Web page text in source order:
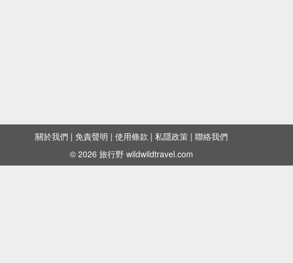
關於我們 | 免責聲明 | 使用條款 | 私隱政策 | 聯絡我們
© 2026 旅行野 wildwildtravel.com